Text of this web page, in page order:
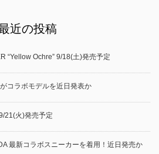
近の投稿
“Yellow Ochre” 9/18(土)発売予定
コラボモデルを近日発表か
21(火)発売予定
最新コラボスニーカーを着用！近日発売か